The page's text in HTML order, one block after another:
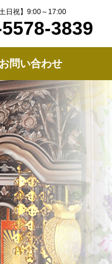
日祝】9:00～17:00
3839
お問い合わせ